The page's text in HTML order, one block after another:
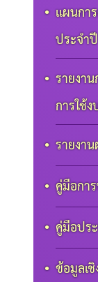
แผนกา
ประจำปี
รายงา
การใช้
รายงา
คู่มือกา
คู่มือปร
ข้อมูลเ